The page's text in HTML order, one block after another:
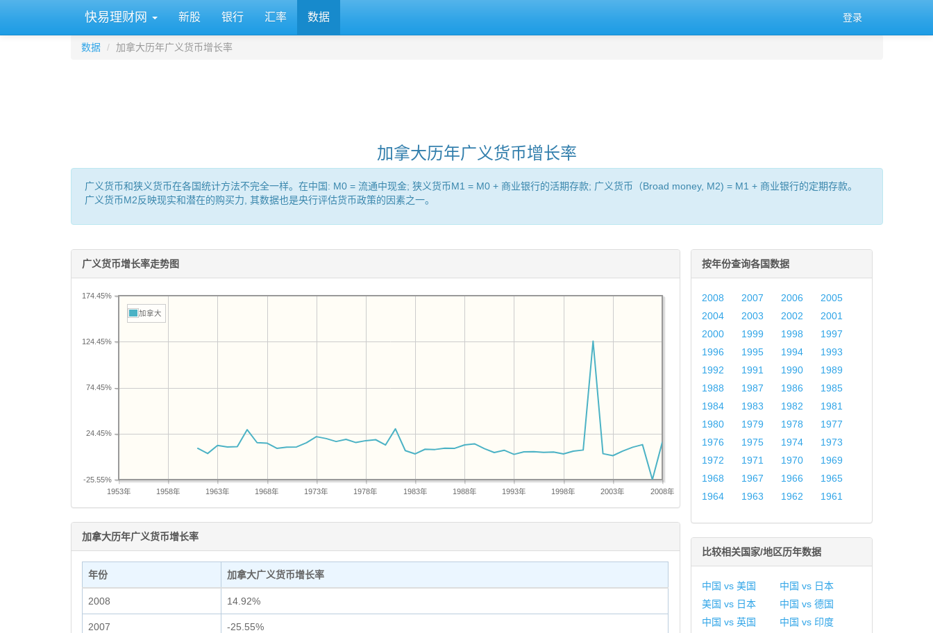
快易理财网 新股 银行 汇率 数据 登录
数据 加拿大历年广义货币增长率
加拿大历年广义货币增长率
广义货币和狭义货币在各国统计方法不完全一样。在中国: M0 = 流通中现金; 狭义货币M1 = M0 + 商业银行的活期存款; 广义货币（Broad money, M2) = M1 + 商业银行的定期存款。
广义货币M2反映现实和潜在的购买力, 其数据也是央行评估货币政策的因素之一。
广义货币增长率走势图
1953年 1958年 1963年 1968年 1973年 1978年 1983年 1988年 1993年 1998年 2003年 2008年
-25.55%
24.45%
74.45%
124.45%
174.45%
加拿大
加拿大历年广义货币增长率
年份 加拿大广义货币增长率
2008 14.92%
2007 -25.55%
按年份查询各国数据
2008 2007 2006
2005
2004
2003 2002
2001
2000
1999 1998
1997
1996
1995 1994
1993
1992
1991 1990
1989
1988
1987 1986
1985
1984
1983 1982
1981
1980
1979 1978
1977
1976
1975 1974
1973
1972
1971 1970
1969
1968
1967 1966
1965
1964
1963 1962 1961
比较相关国家/地区历年数据
中国 vs 美国
中国 vs 日本
美国 vs 日本
中国 vs 德国
中国 vs 英国
中国 vs 印度